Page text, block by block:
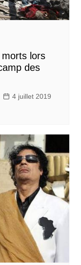
lors
des
4 juillet 2019